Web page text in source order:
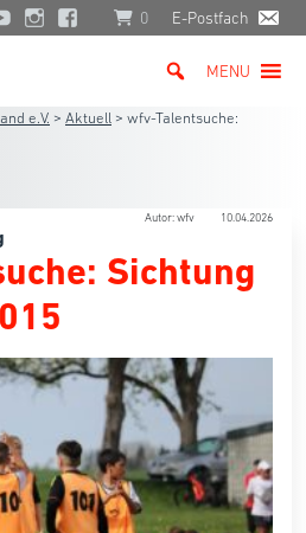
0 E-Postfach
MENU
e.V. > Aktuell > wfv-Talentsuche:
Autor: wfv 10.04.2026
Sichtung